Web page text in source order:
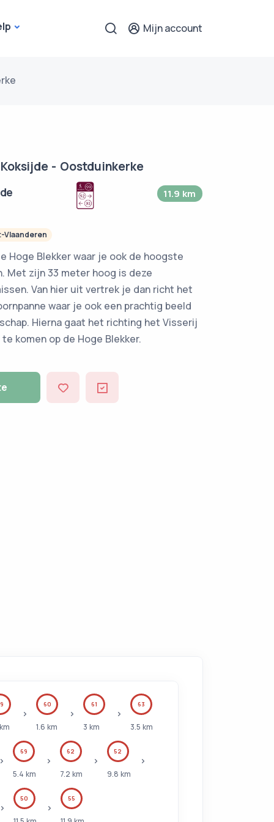
Mijn account
- Oostduinkerke
11.9 km
Vlaanderen
Hoge Blekker waar je ook de hoogste
Met zijn 33 meter hoog is deze
Van hier uit vertrek je dan richt het
waar je ook een prachtig beeld
Hierna gaat het richting het Visserij
komen op de Hoge Blekker.
60
1.6 km
61
3 km
63
3.5 km
69
5.4 km
62
7.2 km
52
9.8 km
50 55